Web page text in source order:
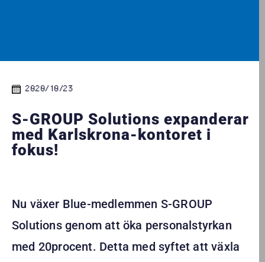
2020/10/23
S-GROUP Solutions expanderar
med Karlskrona-kontoret i
fokus!
Nu växer Blue-medlemmen S-GROUP
Solutions genom att öka personalstyrkan
med 20procent. Detta med syftet att växla